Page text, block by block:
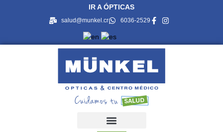
IR A ÓPTICAS
salud@munkel.cr 6036-2529